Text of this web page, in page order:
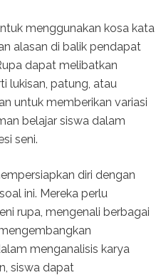
menggunakan kosa kata
alasan di balik pendapat
dapat melibatkan
lukisan, patung, atau
untuk memberikan variasi
belajar siswa dalam
seni.
diri dengan
ini. Mereka perlu
rupa, mengenali berbagai
menganalisis karya
siswa dapat